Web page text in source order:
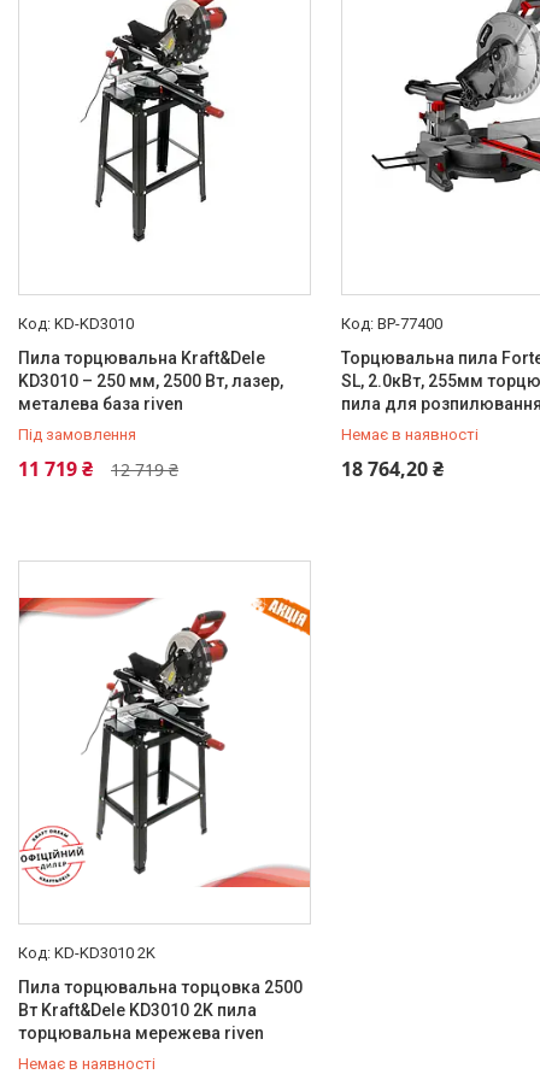
KD-KD3010
Пила торцювальна Kraft&Dele
KD3010 – 250 мм, 2500 Вт, лазер,
металева база riven
Під замовлення
12 719 ₴
11 719 ₴
BP-77400
Торцювальна пила
SL, 2.0кВт, 255мм
пила для
Немає в наявності
18 764,20 ₴
+380 (99) 454-50-15
KD-KD3010 2K
Пила торцювальна торцовка 2500
Вт Kraft&Dele KD3010 2K пила
торцювальна мережева riven
Немає в наявності